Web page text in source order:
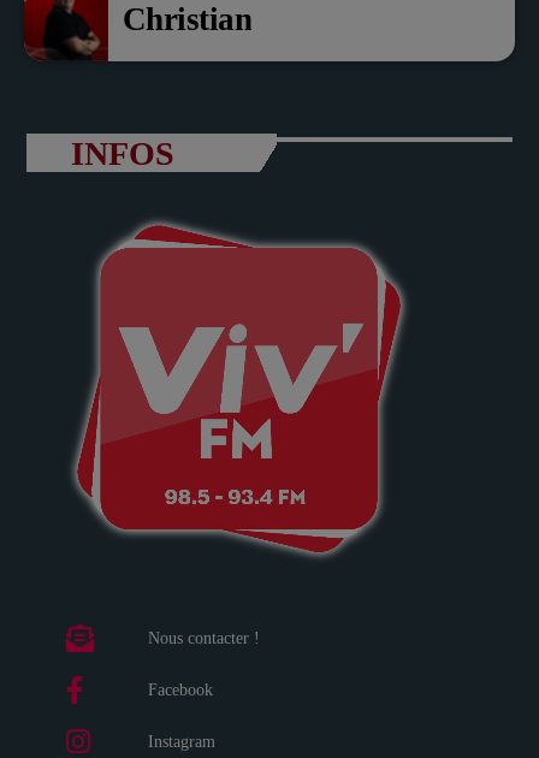
Christian
INFOS
Nous contacter !
Facebook
Instagram